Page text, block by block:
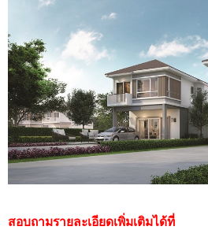
สอบถามรายละเอียดเพิ่มเติมได้ที่